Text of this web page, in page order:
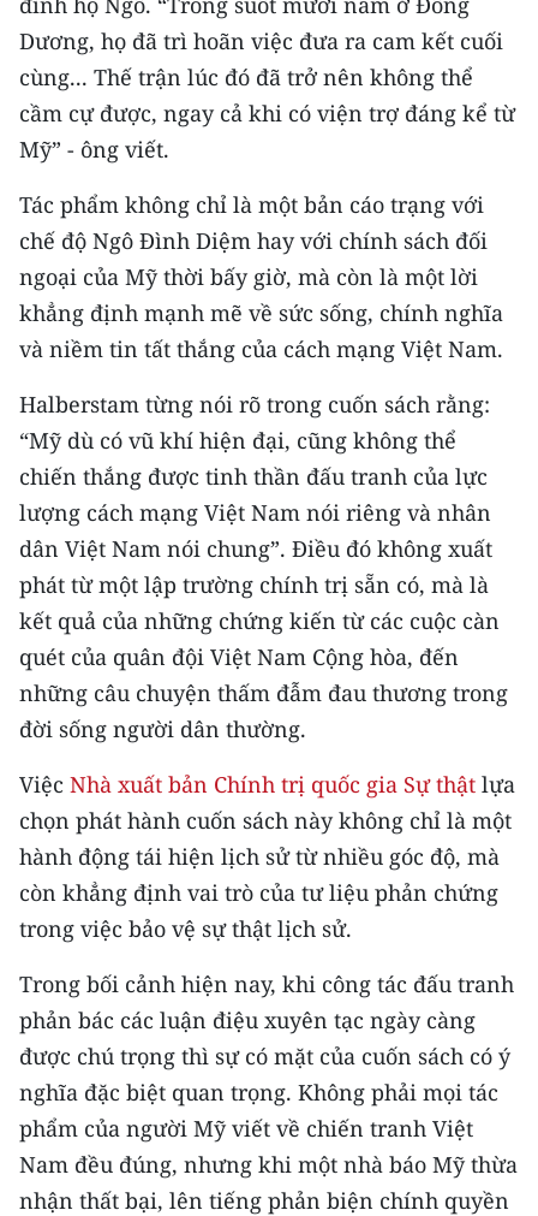
CHUYÊN ĐỀ
CÁC CHUYÊN TRANG
VỀ BÁO NHÂN DÂN
THỜI NAY
NHÂN DÂN CUỐI TUẦN
NHÂN DÂN HẰNG THÁNG
MUA BÁO
ĐỌC BÁO IN
ENGLISH
中文
FRANÇAIS
РУССКИЙ
ESPAÑOL
한국어
Dương, họ đã trì hoãn việc đưa ra cam kết cuối
cùng... Thế trận lúc đó đã trở nên không thể
cầm cự được, ngay cả khi có viện trợ đáng kể từ
Mỹ” - ông viết.
Tác phẩm không chỉ là một bản cáo trạng với
chế độ Ngô Đình Diệm hay với chính sách đối
ngoại của Mỹ thời bấy giờ, mà còn là một lời
khẳng định mạnh mẽ về sức sống, chính nghĩa
và niềm tin tất thắng của cách mạng Việt Nam.
Halberstam từng nói rõ trong cuốn sách rằng:
“Mỹ dù có vũ khí hiện đại, cũng không thể
chiến thắng được tinh thần đấu tranh của lực
lượng cách mạng Việt Nam nói riêng và nhân
dân Việt Nam nói chung”. Điều đó không xuất
phát từ một lập trường chính trị sẵn có, mà là
kết quả của những chứng kiến từ các cuộc càn
quét của quân đội Việt Nam Cộng hòa, đến
những câu chuyện thấm đẫm đau thương trong
đời sống người dân thường.
Việc Nhà xuất bản Chính trị quốc gia Sự thật lựa
chọn phát hành cuốn sách này không chỉ là một
hành động tái hiện lịch sử từ nhiều góc độ, mà
còn khẳng định vai trò của tư liệu phản chứng
trong việc bảo vệ sự thật lịch sử.
Trong bối cảnh hiện nay, khi công tác đấu tranh
phản bác các luận điệu xuyên tạc ngày càng
được chú trọng thì sự có mặt của cuốn sách có ý
nghĩa đặc biệt quan trọng. Không phải mọi tác
phẩm của người Mỹ viết về chiến tranh Việt
Nam đều đúng, nhưng khi một nhà báo Mỹ thừa
nhận thất bại, lên tiếng phản biện chính quyền